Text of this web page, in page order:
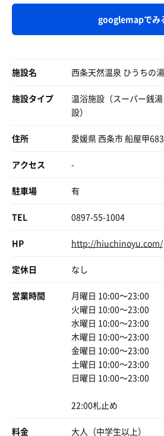
ソファもたくさんあり、混雑時で
ですね😌
お米が高騰する中、お茶碗の2倍
贅沢なことですね😋
茶なのが地味にウレシイ😄
レストラン前にはテイクアウト用
450円や500円と、とてもお得👌
そんなこんなで6セットしてアウト
少し気になったのは風呂の受付も
まあパチンコ屋なんで期待しても
なローカル銭湯になった感じが微
ありがとうございました！
googlemapでみ
施設名 西条天然温泉 ひうちの湯
施設タイプ
温浴施設（スーパー銭
設）
住所 愛媛県 西条市 船屋甲683
アクセス -
駐車場 有
TEL 0897-55-1004
HP http://hiuchinoyu.com/
定休日 なし
営業時間
月曜日 10:00〜23:00
火曜日 10:00〜23:00
水曜日 10:00〜23:00
木曜日 10:00〜23:00
金曜日 10:00〜23:00
土曜日 10:00〜23:00
日曜日 10:00〜23:00
22:00札止め
料金
大人（中学生以上）